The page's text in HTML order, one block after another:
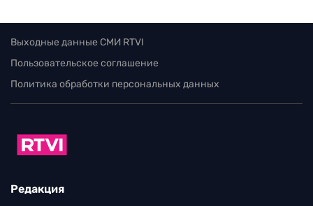
Выходные данные СМИ RTVI
Пользовательское соглашение
Политика обработки персональных данных
Редакция